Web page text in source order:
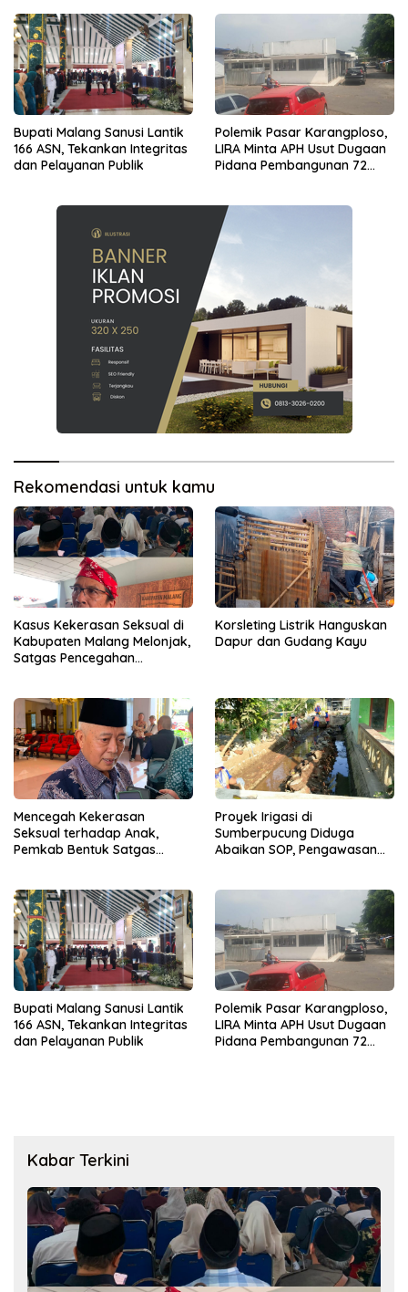
Bupati Malang Sanusi Lantik
166 ASN, Tekankan Integritas
dan Pelayanan Publik
Polemik Pasar Karangploso,
LIRA Minta APH Usut Dugaan
Pidana Pembangunan 72
Rekomendasi untuk kamu
Kasus Kekerasan Seksual di
Kabupaten Malang Melonjak,
Satgas Pencegahan
Korsleting Listrik Hanguskan
Dapur dan Gudang Kayu
Mencegah Kekerasan
Seksual terhadap Anak,
Pemkab Bentuk Satgas
Proyek Irigasi di
Sumberpucung Diduga
Abaikan SOP, Pengawasan
Bupati Malang Sanusi Lantik
166 ASN, Tekankan Integritas
dan Pelayanan Publik
Polemik Pasar Karangploso,
LIRA Minta APH Usut Dugaan
Pidana Pembangunan 72
Kabar Terkini